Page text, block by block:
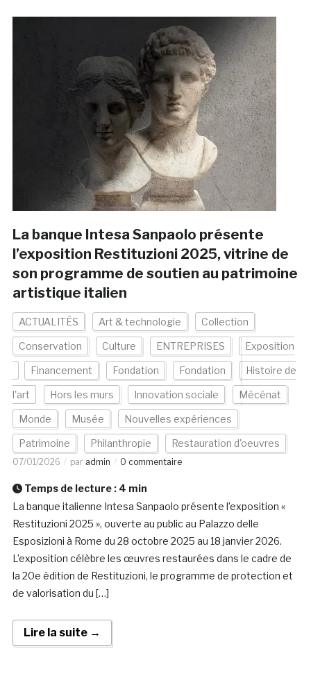
La banque Intesa Sanpaolo présente
l’exposition Restituzioni 2025, vitrine de
son programme de soutien au patrimoine
artistique italien
ACTUALITÉS Art & technologie Collection
Conservation Culture ENTREPRISES Exposition
Financement Fondation Fondation Histoire de
l'art Hors les murs Innovation sociale Mécénat
Monde Musée Nouvelles expériences
Patrimoine Philanthropie Restauration d'oeuvres
07/01/2026 par admin 0 commentaire
Temps de lecture : 4 min
La banque italienne Intesa Sanpaolo présente l’exposition «
Restituzioni 2025 », ouverte au public au Palazzo delle
Esposizioni à Rome du 28 octobre 2025 au 18 janvier 2026.
L’exposition célèbre les œuvres restaurées dans le cadre de
la 20e édition de Restituzioni, le programme de protection et
de valorisation du […]
Lire la suite →